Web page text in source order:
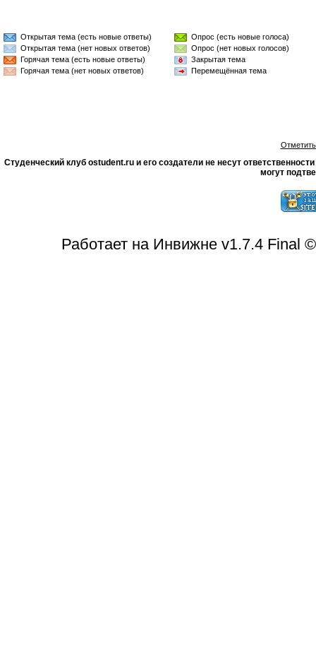
Открытая тема (есть новые ответы)
Открытая тема (нет новых ответов)
Горячая тема (есть новые ответы)
Горячая тема (нет новых ответов)
Опрос (есть новые голоса)
Опрос (нет новых голосов)
Закрытая тема
Перемещённая тема
Студенческий клуб ostudent.ru и его создатели не несут
могут
Работает на Инвижне v1.7.4 Final